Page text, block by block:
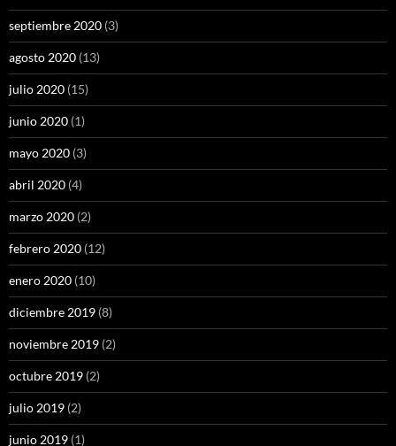
septiembre 2020 (3)
agosto 2020 (13)
julio 2020 (15)
junio 2020 (1)
mayo 2020 (3)
abril 2020 (4)
marzo 2020 (2)
febrero 2020 (12)
enero 2020 (10)
diciembre 2019 (8)
noviembre 2019 (2)
octubre 2019 (2)
julio 2019 (2)
junio 2019 (1)